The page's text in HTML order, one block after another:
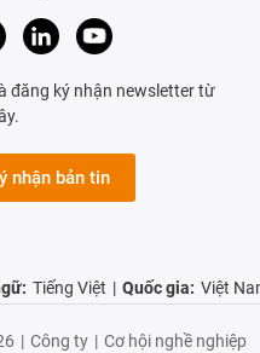
đăng ký nhận newsletter từ
nhận bản tin
Tiếng Việt | Quốc gia: Việt
| Công ty | Cơ hội nghề nghiệp